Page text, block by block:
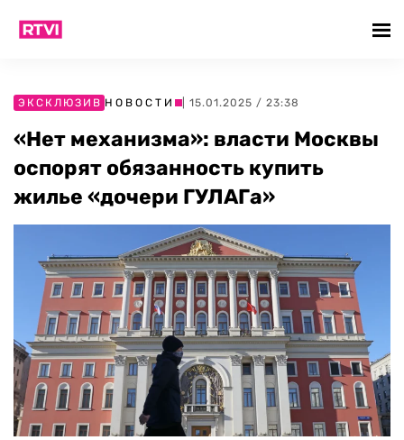
ЭКСКЛЮЗИВ НОВОСТИ | 15.01.2025 / 23:38
«Нет механизма»: власти Москвы
оспорят обязанность купить
жилье «дочери ГУЛАГа»